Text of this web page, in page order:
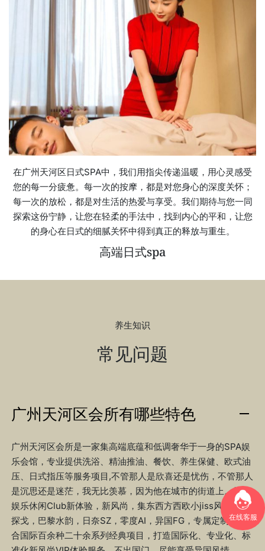
在线客服
在广州天河区日式SPA中，我们用指尖传递温暖，用心灵感受
您的每一分疲惫。每一次的按摩，都是对您身心的深度关怀；
每一次的放松，都是对生活的热爱与享受。我们期待与您一同
探索这份宁静，让您在轻柔的手法中，找到内心的平和，让您
的身心在日式的细腻关怀中得到真正的释放与重生。
高端日式spa
养生知识
常见问题
广州天河区会所有哪些特色
广州天河区会所是一家集高端底蕴和低调奢华于一身的SPA娱
乐会馆，专业提供洗浴、精油推油、餐饮、养生保健、欧式油
压、日式指压等服务项目,不管那人是欣喜还是忧伤，不管那人
是沉思还是迷茫，我无比羡慕，因为他在城市的街道上。打造
娱乐休闲Club新体验，新风尚，集东西方西欧小jiss风，红酒
探戈，巴黎水韵，日奈SZ，零度AI，异国FG，专属定制，结
合国际百余种二十余系列经典项目，打造国际化、专业化、标